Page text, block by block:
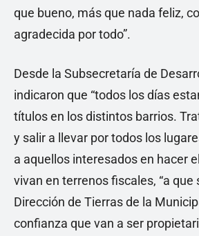
que bueno, más que nada feliz,
agradecida por todo”.
Desde la Subsecretaría de
indicaron que “todos los días
títulos en los distintos barrios.
y salir a llevar por todos los
a aquellos interesados en hacer
vivan en terrenos fiscales, “a que
Dirección de Tierras de la
confianza que van a ser